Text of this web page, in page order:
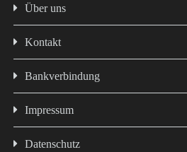
Über uns
Kontakt
Bankverbindung
Impressum
Datenschutz